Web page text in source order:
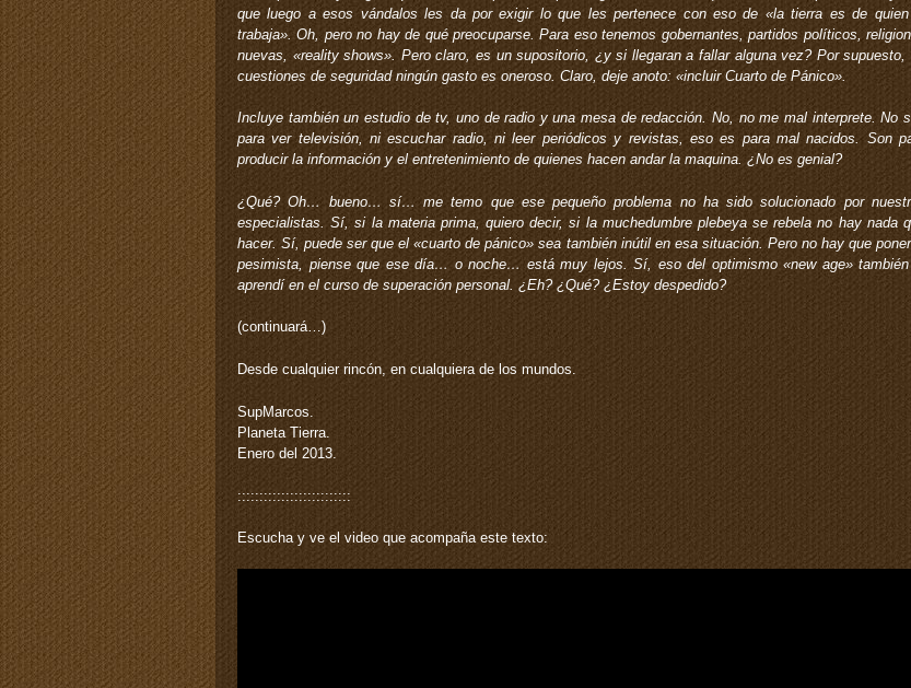
que luego a esos vándalos les da por exigir lo que les pertenece con eso de «la tierra es de
trabaja». Oh, pero no hay de qué preocuparse. Para eso tenemos gobernantes, partidos políticos,
nuevas, «reality shows». Pero claro, es un supositorio, ¿y si llegaran a fallar alguna vez? Por supuesto,
cuestiones de seguridad ningún gasto es oneroso. Claro, deje anoto: «incluir Cuarto de Pánico».
Incluye también un estudio de tv, uno de radio y una mesa de redacción. No, no me mal interprete. No
para ver televisión, ni escuchar radio, ni leer periódicos y revistas, eso es para mal nacidos. Son
producir la información y el entretenimiento de quienes hacen andar la maquina. ¿No es genial?
¿Qué? Oh… bueno… sí… me temo que ese pequeño problema no ha sido solucionado por
especialistas. Sí, si la materia prima, quiero decir, si la muchedumbre plebeya se rebela no hay nada
hacer. Sí, puede ser que el «cuarto de pánico» sea también inútil en esa situación. Pero no hay que
pesimista, piense que ese día… o noche… está muy lejos. Sí, eso del optimismo «new age»
aprendí en el curso de superación personal. ¿Eh? ¿Qué? ¿Estoy despedido?
(continuará…)
Desde cualquier rincón, en cualquiera de los mundos.
SupMarcos.
Planeta Tierra.
Enero del 2013.
::::::::::::::::::::::::::
Escucha y ve el video que acompaña este texto: